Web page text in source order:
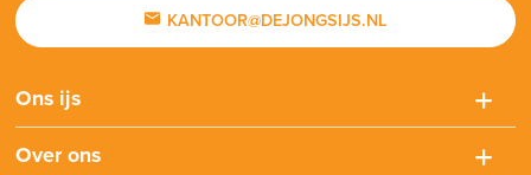
KANTOOR@DEJONGSIJS.NL
Ons ijs
Over ons